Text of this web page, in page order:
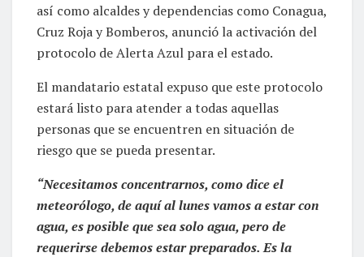
así como alcaldes y dependencias como Conagua,
Cruz Roja y Bomberos, anunció la activación del
protocolo de Alerta Azul para el estado.
El mandatario estatal expuso que este protocolo
estará listo para atender a todas aquellas
personas que se encuentren en situación de
riesgo que se pueda presentar.
“Necesitamos concentrarnos, como dice el
meteorólogo, de aquí al lunes vamos a estar con
agua, es posible que sea solo agua, pero de
requerirse debemos estar preparados. Es la